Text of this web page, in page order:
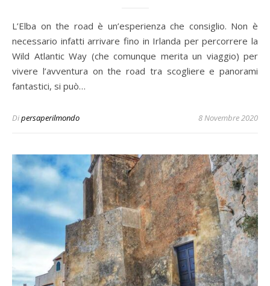
L’Elba on the road è un’esperienza che consiglio. Non è
necessario infatti arrivare fino in Irlanda per percorrere la
Wild Atlantic Way (che comunque merita un viaggio) per
vivere l’avventura on the road tra scogliere e panorami
fantastici, si può…
Dipersaperilmondo 8 Novembre 2020